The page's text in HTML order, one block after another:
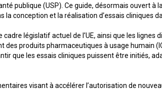
publique (USP). Ce guide, désormais ouvert à
conception et la réalisation d’essais cliniques
cadre législatif actuel de l’UE, ainsi que les
produits pharmaceutiques à usage humain
que les essais cliniques puissent être initiés,
visant à accélérer l’autorisation de